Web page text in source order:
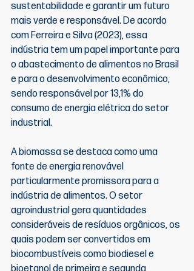
sustentabilidade e garantir um futuro
mais verde e responsável. De acordo
com Ferreira e Silva (2023), essa
indústria tem um papel importante para
o abastecimento de alimentos no Brasil
e para o desenvolvimento econômico,
sendo responsável por 13,1% do
consumo de energia elétrica do setor
industrial.
A biomassa se destaca como uma
fonte de energia renovável
particularmente promissora para a
indústria de alimentos. O setor
agroindustrial gera quantidades
consideráveis de resíduos orgânicos, os
quais podem ser convertidos em
biocombustíveis como biodiesel e